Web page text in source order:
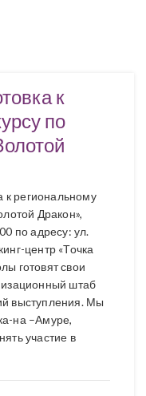
к
по
к региональному
Дракон»,
по адресу: ул.
центр «Точка
готовят свои
штаб
выступления. Мы
на –Амуре,
участие в